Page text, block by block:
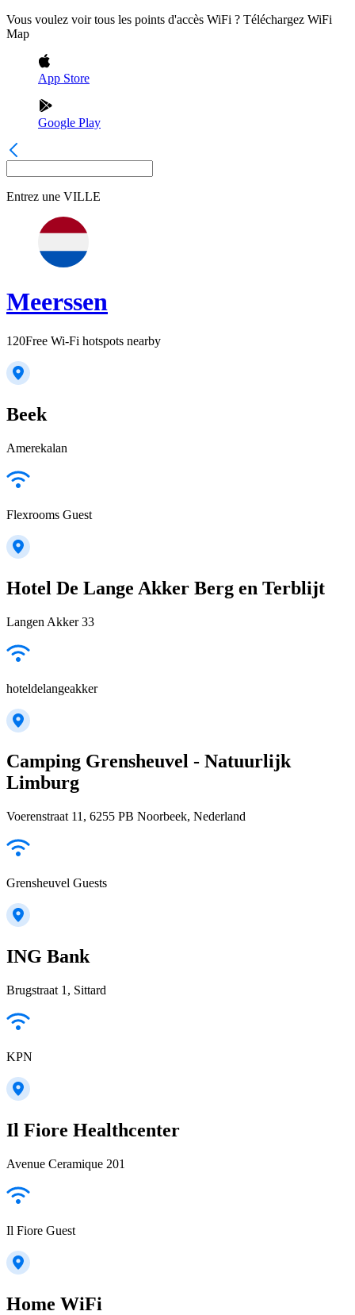
Vous voulez voir tous les points d'accès WiFi ? Téléchargez WiFi
Map
App Store
Google Play
Entrez une VILLE
Meerssen
120Free Wi-Fi hotspots nearby
Beek
Amerekalan
Flexrooms Guest
Hotel De Lange Akker Berg en Terblijt
Langen Akker 33
hoteldelangeakker
Camping Grensheuvel - Natuurlijk
Limburg
Voerenstraat 11, 6255 PB Noorbeek, Nederland
Grensheuvel Guests
ING Bank
Brugstraat 1, Sittard
KPN
Il Fiore Healthcenter
Avenue Ceramique 201
Il Fiore Guest
Home WiFi